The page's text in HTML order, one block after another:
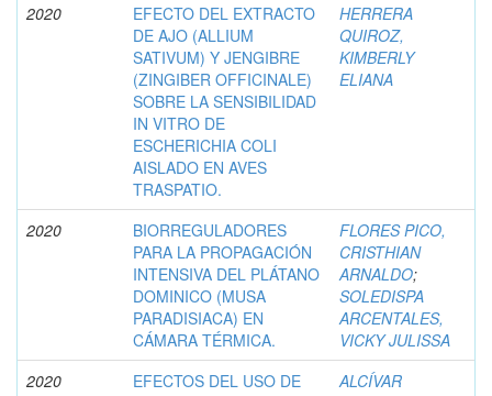
2020
EFECTO DEL EXTRACTO
DE AJO (ALLIUM
SATIVUM) Y JENGIBRE
(ZINGIBER OFFICINALE)
SOBRE LA SENSIBILIDAD
IN VITRO DE
ESCHERICHIA COLI
AISLADO EN AVES
TRASPATIO.
HERRERA
QUIROZ,
KIMBERLY
ELIANA
2020
BIORREGULADORES
PARA LA PROPAGACIÓN
INTENSIVA DEL PLÁTANO
DOMINICO (MUSA
PARADISIACA) EN
CÁMARA TÉRMICA.
FLORES PICO,
CRISTHIAN
ARNALDO;
SOLEDISPA
ARCENTALES,
VICKY JULISSA
2020
EFECTOS DEL USO DE
ALCÍVAR